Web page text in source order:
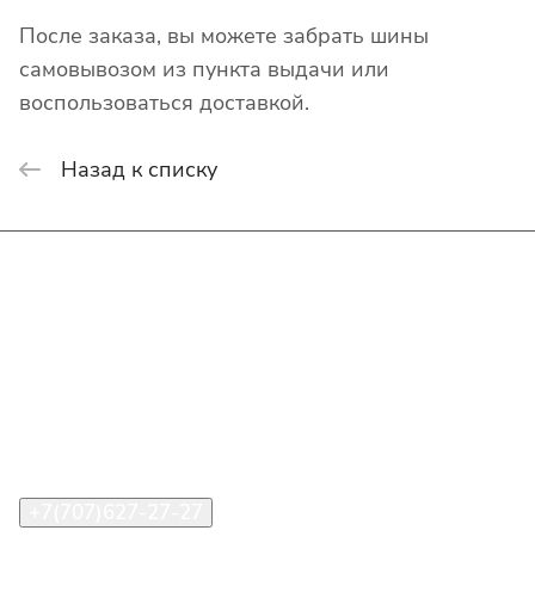
После заказа, вы можете забрать шины
самовывозом из пункта выдачи или
воспользоваться доставкой.
Назад к списку